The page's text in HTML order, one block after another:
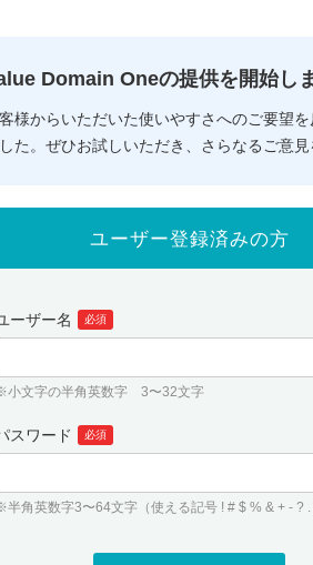
人気ドメインの種類
Domain Oneの提供を開始し
様からいただいた使いやすさへのご要望
た。ぜひお試しいただき、さらなるご意見
ユーザー登録済みの方
ーザー名 必須
小文字の半角英数字 3〜32文字
スワード 必須
半角英数字3〜64文字（使える記号 ! # $ % & + - ? .